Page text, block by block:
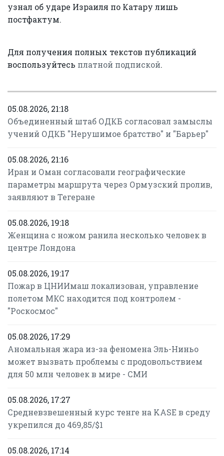
узнал об ударе Израиля по Катару лишь
постфактум.
Для получения полных текстов публикаций
воспользуйтесь платной подпиской.
05.08.2026, 21:18
Объединенный штаб ОДКБ согласовал замыслы
учений ОДКБ "Нерушимое братство" и "Барьер"
05.08.2026, 21:16
Иран и Оман согласовали географические
параметры маршрута через Ормузский пролив,
заявляют в Тегеране
05.08.2026, 19:18
Женщина с ножом ранила несколько человек в
центре Лондона
05.08.2026, 19:17
Пожар в ЦНИИмаш локализован, управление
полетом МКС находится под контролем -
"Роскосмос"
05.08.2026, 17:29
Аномальная жара из-за феномена Эль-Ниньо
может вызвать проблемы с продовольствием
для 50 млн человек в мире - СМИ
05.08.2026, 17:27
Средневзвешенный курс тенге на KASE в среду
укрепился до 469,85/$1
05.08.2026, 17:14